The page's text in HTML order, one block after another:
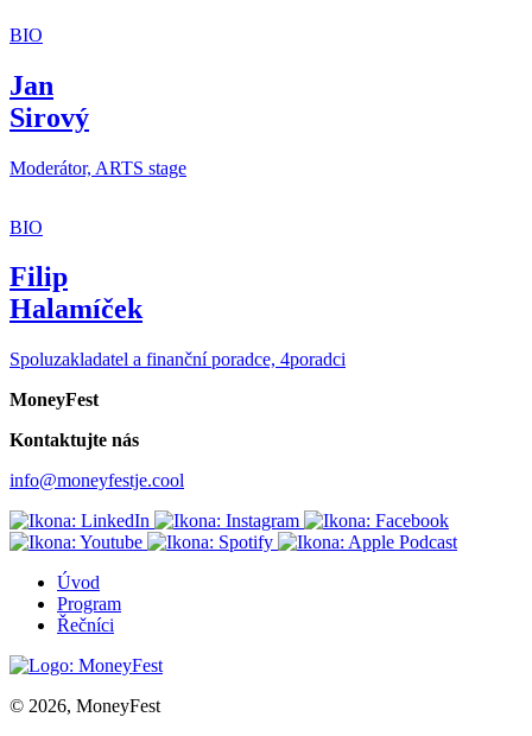
BIO
Jan
Sirový
Moderátor, ARTS stage
BIO
Filip
Halamíček
Spoluzakladatel a finanční poradce, 4poradci
MoneyFest
Kontaktujte nás
info@moneyfestje.cool
Úvod
Program
Řečníci
© 2026, MoneyFest